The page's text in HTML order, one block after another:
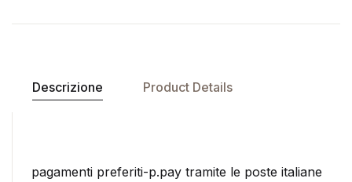
Descrizione Product Details
pagamenti preferiti-p.pay tramite le poste italiane